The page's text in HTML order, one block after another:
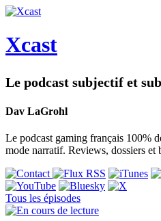
Xcast
Le podcast subjectif et
Dav LaGrohl
Le podcast gaming français 100%
mode narratif. Reviews, dossiers et
Tous les épisodes